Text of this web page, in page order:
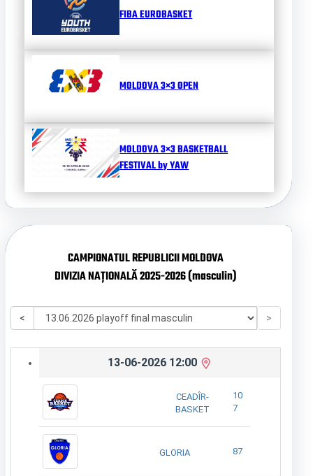
FIBA EUROBASKET
MOLDOVA 3×3 OPEN
MOLDOVA 3×3 BASKETBALL
FESTIVAL by YAW
CAMPIONATUL REPUBLICII MOLDOVA
DIVIZIA NAȚIONALĂ 2025-2026 (masculin)
< >
13-06-2026 12:00
CEADÎR-
BASKET
10
7
GLORIA 87